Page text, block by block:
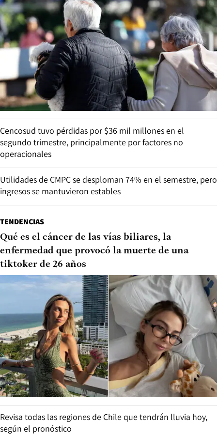
Cencosud tuvo pérdidas por $36 mil millones en el
segundo trimestre, principalmente por factores no
operacionales
Utilidades de CMPC se desploman 74% en el semestre, pero
ingresos se mantuvieron estables
TENDENCIAS
Qué es el cáncer de las vías biliares, la
enfermedad que provocó la muerte de una
tiktoker de 26 años
Revisa todas las regiones de Chile que tendrán lluvia hoy,
según el pronóstico